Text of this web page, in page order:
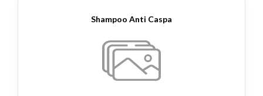
Shampoo Anti Caspa